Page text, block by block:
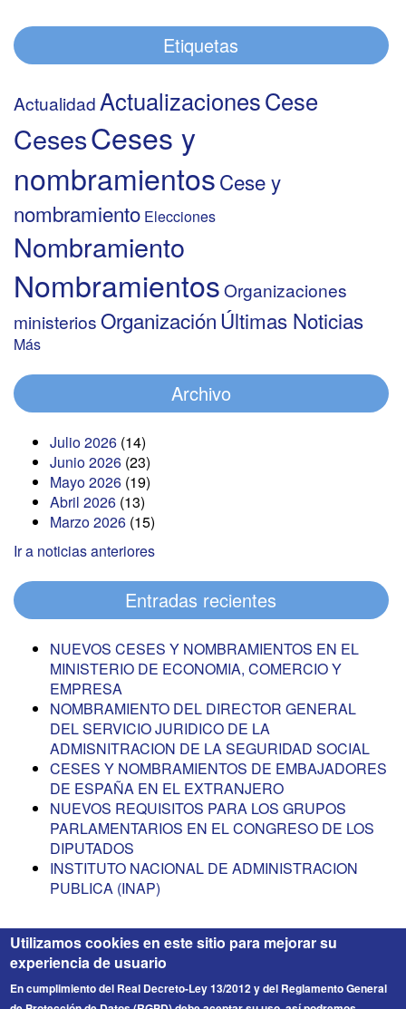
Etiquetas
Actualidad ActualizacionesCese
CesesCeses y
nombramientosCese y
nombramiento Elecciones
Nombramiento
NombramientosOrganizaciones
ministeriosOrganizaciónÚltimas Noticias
Más
Archivo
Julio 2026 (14)
Junio 2026 (23)
Mayo 2026 (19)
Abril 2026 (13)
Marzo 2026 (15)
Ir a noticias anteriores
Entradas recientes
NUEVOS CESES Y NOMBRAMIENTOS EN EL
MINISTERIO DE ECONOMIA, COMERCIO Y
EMPRESA
NOMBRAMIENTO DEL DIRECTOR GENERAL
DEL SERVICIO JURIDICO DE LA
ADMISNITRACION DE LA SEGURIDAD SOCIAL
CESES Y NOMBRAMIENTOS DE EMBAJADORES
DE ESPAÑA EN EL EXTRANJERO
NUEVOS REQUISITOS PARA LOS GRUPOS
PARLAMENTARIOS EN EL CONGRESO DE LOS
DIPUTADOS
INSTITUTO NACIONAL DE ADMINISTRACION
PUBLICA (INAP)
Utilizamos cookies en este sitio para mejorar su
experiencia de usuario
En cumplimiento del Real Decreto-Ley 13/2012 y del Reglamento General